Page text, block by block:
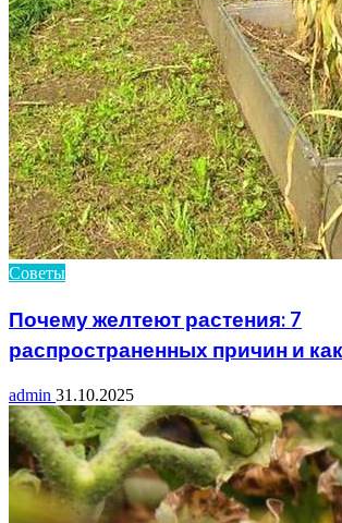
Советы
Почему желтеют растения: 7
распространенных причин и
admin 31.10.2025